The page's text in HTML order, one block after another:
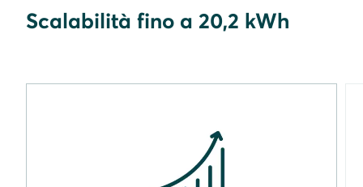
Scalabilità fino a 20,2 kWh